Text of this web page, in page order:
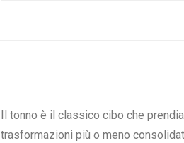
Il tonno è il classico cibo che
trasformazioni più o meno